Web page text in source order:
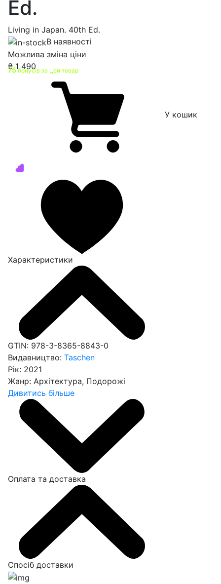
Ed.
Living in Japan. 40th Ed.
В наявності
Можлива зміна ціни
₴1 490
75бонусів за цей товар
У кошик
Характеристики
GTIN: 978-3-8365-8843-0
Видавництво: Taschen
Рік: 2021
Жанр: Архітектура, Подорожі
Дивитись більше
Оплата та доставка
Спосіб доставки